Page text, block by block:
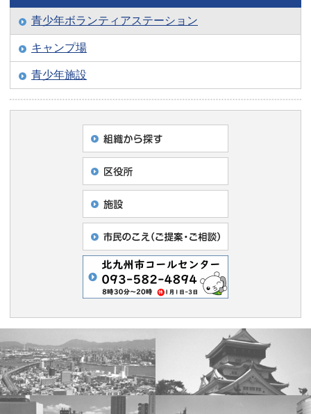
青少年ボランティアステーション
キャンプ場
青少年施設